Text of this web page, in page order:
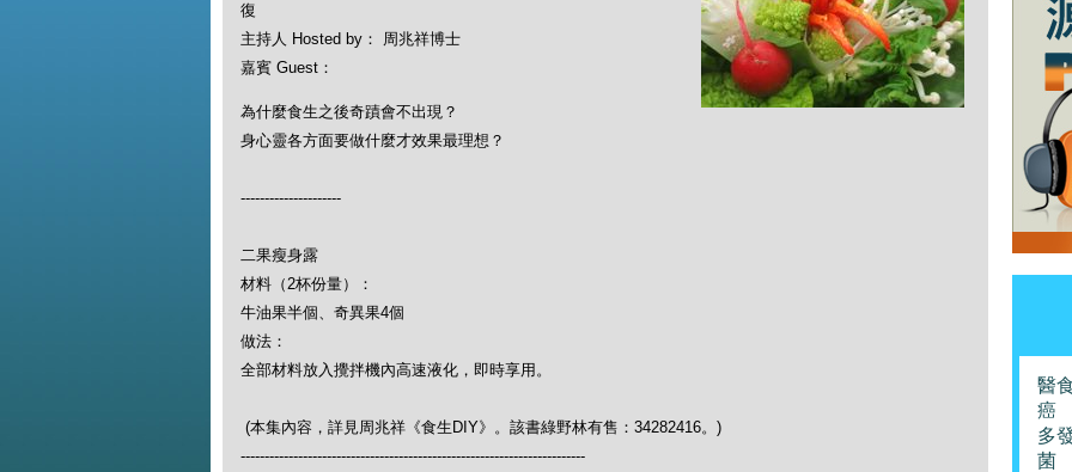
復
主持人 Hosted by： 周兆祥博士
嘉賓 Guest：
為什麼食生之後奇蹟會不出現？
身心靈各方面要做什麼才效果最理想？
---------------------
二果瘦身露
材料（2杯份量）：
牛油果半個、奇異果4個
做法：
全部材料放入攪拌機內高速液化，即時享用。
(本集內容，詳見周兆祥《食生DIY》。該書綠野林有售：34282416。)
------------------------------------------------------------------------
醫
癌
多
菌